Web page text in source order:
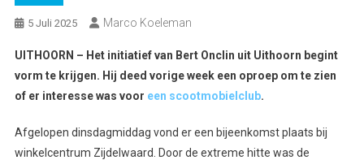
5 Juli 2025 Marco Koeleman
UITHOORN – Het initiatief van Bert Onclin uit Uithoorn begint
vorm te krijgen. Hij deed vorige week een oproep om te zien
of er interesse was voor een scootmobielclub.
Afgelopen dinsdagmiddag vond er een bijeenkomst plaats bij
winkelcentrum Zijdelwaard. Door de extreme hitte was de